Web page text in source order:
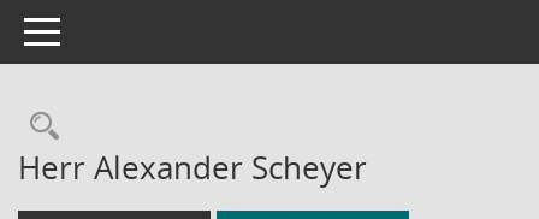
Toggle navigation
Rechercheauswahl
Herr Alexander Scheyer